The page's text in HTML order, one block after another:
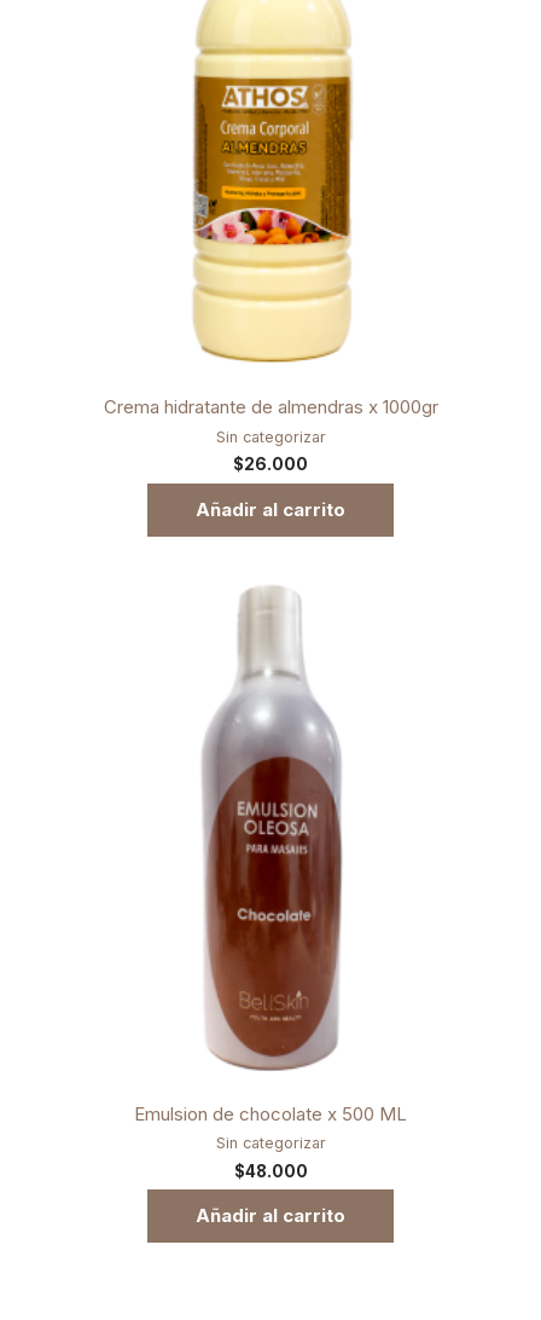
Crema hidratante de almendras x 1000gr
Sin categorizar
$26.000
Añadir al carrito
Emulsion de chocolate x 500 ML
Sin categorizar
$48.000
Añadir al carrito